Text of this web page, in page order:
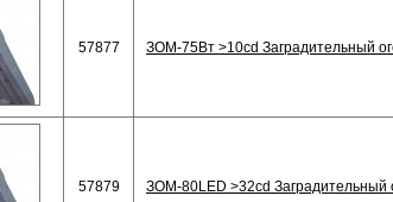
57877 ЗОМ-75Вт >10cd Заградительный
57879 ЗОМ-80LED >32cd Заградительный